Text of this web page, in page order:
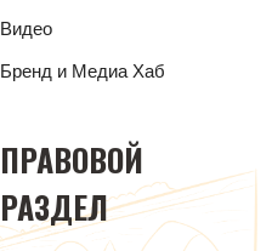
Видео
Бренд и Медиа Хаб
ПРАВОВОЙ
РАЗДЕЛ